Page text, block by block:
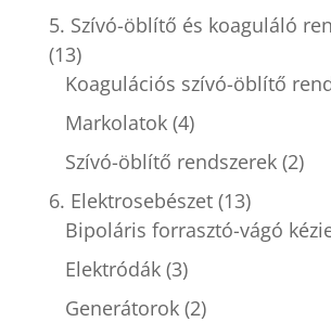
5. Szívó-öblítő és koaguláló
(13)
Koagulációs szívó-öblítő
Markolatok (4)
Szívó-öblítő rendszerek (2)
6. Elektrosebészet (13)
Bipoláris forrasztó-vágó
Elektródák (3)
Generátorok (2)